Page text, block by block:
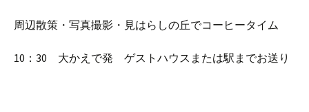
周辺散策・写真撮影・見はらしの丘でコーヒータイム
10：30 大かえで発 ゲストハウスまたは駅までお送り